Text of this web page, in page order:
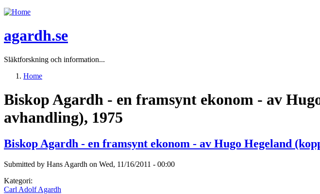
Jump to navigation
agardh.se
Släktforskning och information...
Home
Biskop Agardh - en framsynt ekonom - av
avhandling), 1975
Biskop Agardh - en framsynt ekonom - av Hugo Hegeland
Submitted by Hans Agardh on Wed, 11/16/2011 - 00:00
Kategori:
Carl Adolf Agardh